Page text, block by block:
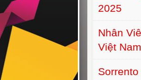
2025
Nhân
Việt Nam